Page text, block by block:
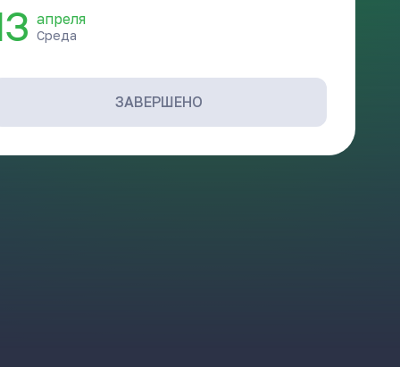
апреля
Среда
ЗАВЕРШЕНО